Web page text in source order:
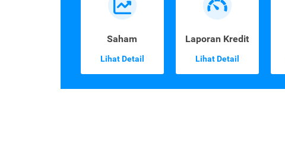
Saham
Lihat Detail
Laporan Kredit
Lihat Detail